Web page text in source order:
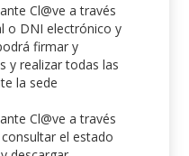
Cl@ve a través
o DNI electrónico y
firmar y
y realizar todas las
la sede
Cl@ve a través
el estado